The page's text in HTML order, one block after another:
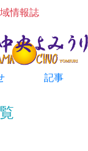
情報誌
記事